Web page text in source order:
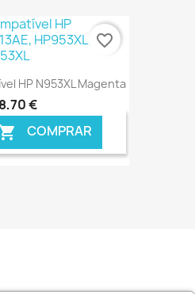
€ ONLINE
HP N953XL Magenta
8,70 €
COMPRAR
favorite_border